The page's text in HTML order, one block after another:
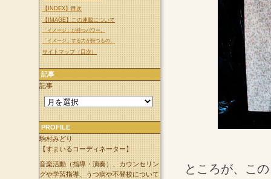
ところが、こ
【INDEX】目次
【IMAGE】この連載について
「イメージ」が持つパワー。
「イメージ」する力が持つもの。
サイトマップ（目次）
記事
記事
PROFILE
駒村みどり
【すまいるコーディネーター】
音楽活動（指導・演奏）、カウンセリン
グや学習指導、うつ病や不登校について